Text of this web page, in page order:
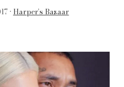
• Harper’s Bazaar